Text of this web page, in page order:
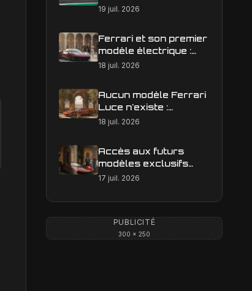
action : construire une
19 juil. 2026
Ferrari et son premier
modèle électrique :
calendrier de
18 juil. 2026
Aucun modèle Ferrari
Luce n'existe :
clarification sur les
18 juil. 2026
Accès aux futurs
modèles exclusifs
Ferrari : l'achat
est-il une réalité ?
17 juil. 2026
PUBLICITÉ
300 × 250